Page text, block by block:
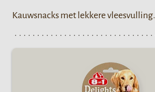
Kauwsnacks met lekkere vleesvulling.